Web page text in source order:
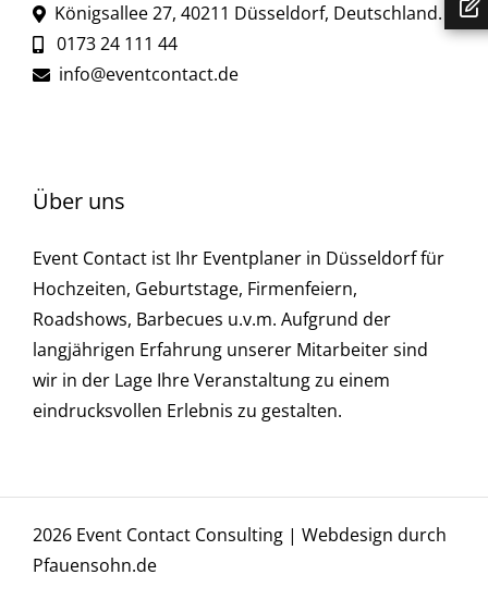
Königsallee 27, 40211 Düsseldorf, Deutschland.
0173 24 111 44
info@eventcontact.de
Über uns
Event Contact ist Ihr Eventplaner in Düsseldorf für
Hochzeiten, Geburtstage, Firmenfeiern,
Roadshows, Barbecues u.v.m. Aufgrund der
langjährigen Erfahrung unserer Mitarbeiter sind
wir in der Lage Ihre Veranstaltung zu einem
eindrucksvollen Erlebnis zu gestalten.
2026 Event Contact Consulting | Webdesign durch
Pfauensohn.de